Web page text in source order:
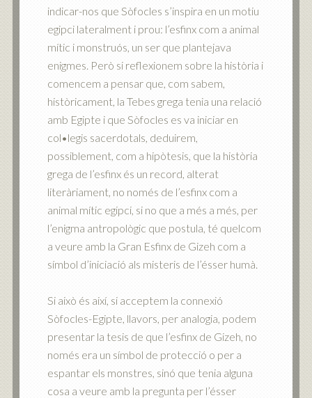
indicar-nos que Sòfocles s’inspira en un motiu
egipci lateralment i prou: l’esfinx com a animal
mític i monstruós, un ser que plantejava
enigmes. Però si reflexionem sobre la història i
comencem a pensar que, com sabem,
històricament, la Tebes grega tenia una relació
amb Egipte i que Sòfocles es va iniciar en
col•legis sacerdotals, deduirem,
possiblement, com a hipòtesis, que la història
grega de l’esfinx és un record, alterat
literàriament, no només de l’esfinx com a
animal mític egipci, si no que a més a més, per
l’enigma antropològic que postula, té quelcom
a veure amb la Gran Esfinx de Gizeh com a
símbol d’iniciació als misteris de l’ésser humà.
Si això és així, si acceptem la connexió
Sòfocles-Egipte, llavors, per analogia, podem
presentar la tesis de que l’esfinx de Gizeh, no
només era un símbol de protecció o per a
espantar els monstres, sinó que tenia alguna
cosa a veure amb la pregunta per l’ésser